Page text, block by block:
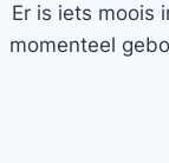
Er is iets moois
momenteel